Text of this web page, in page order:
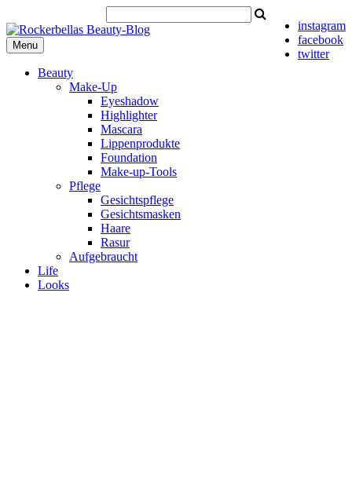
instagram
facebook
twitter
Menu
Beauty
Make-Up
Eyeshadow
Highlighter
Mascara
Lippenprodukte
Foundation
Make-up-Tools
Pflege
Gesichtspflege
Gesichtsmasken
Haare
Rasur
Aufgebraucht
Life
Looks